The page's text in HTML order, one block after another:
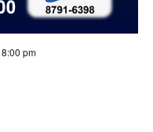
8:00 pm